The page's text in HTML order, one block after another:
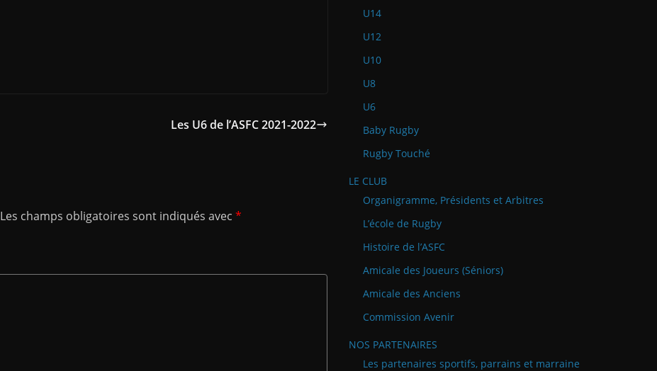
Les U6 de l’ASFC 2021-2022
Les champs obligatoires sont indiqués avec *
U14
U12
U10
U8
U6
Baby Rugby
Rugby Touché
LE CLUB
Organigramme, Présidents et Arbitres
L’école de Rugby
Histoire de l’ASFC
Amicale des Joueurs (Séniors)
Amicale des Anciens
Commission Avenir
NOS PARTENAIRES
Les partenaires sportifs, parrains et marraine